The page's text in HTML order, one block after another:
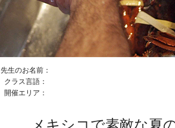
先生のお名前：
クラス言語：
開催エリア：
メキシコで素敵な夏